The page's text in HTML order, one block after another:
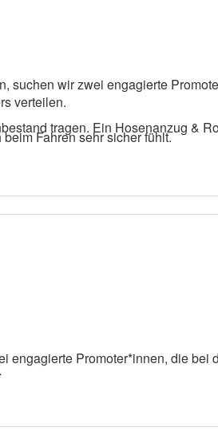
suchen wir zwei engagierte
verteilen.
Fahren sehr sicher fühlt.
tragen. Ein Hosenanzug &
Promoter*innen, die
tragen. Ein Hosenanzug